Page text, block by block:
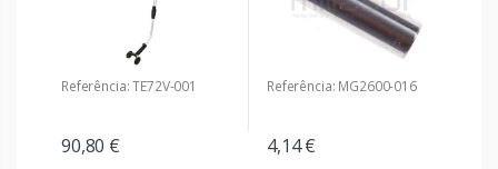
Referência: TE72V-001
90,80 €
Referência: MG2600-016
4,14 €